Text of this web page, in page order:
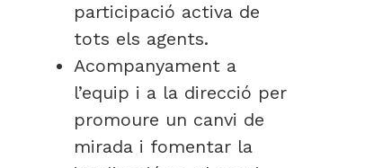
participació activa de
tots els agents.
Acompanyament a
l’equip i a la direcció per
promoure un canvi de
mirada i fomentar la